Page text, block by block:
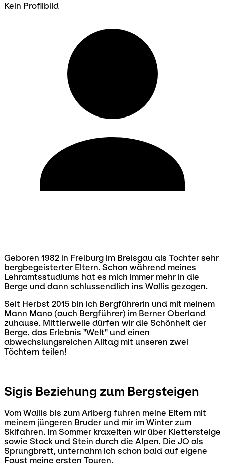
Kein Profilbild
Geboren 1982 in Freiburg im Breisgau als Tochter sehr
bergbegeisterter Eltern. Schon während meines
Lehramtsstudiums hat es mich immer mehr in die
Berge und dann schlussendlich ins Wallis gezogen.
Seit Herbst 2015 bin ich Bergführerin und mit meinem
Mann Mano (auch Bergführer) im Berner Oberland
zuhause. Mittlerweile dürfen wir die Schönheit der
Berge, das Erlebnis "Welt" und einen
abwechslungsreichen Alltag mit unseren zwei
Töchtern teilen!
Sigis Beziehung zum Bergsteigen
Vom Wallis bis zum Arlberg fuhren meine Eltern mit
meinem jüngeren Bruder und mir im Winter zum
Skifahren. Im Sommer kraxelten wir über Klettersteige
sowie Stock und Stein durch die Alpen. Die JO als
Sprungbrett, unternahm ich schon bald auf eigene
Faust meine ersten Touren.